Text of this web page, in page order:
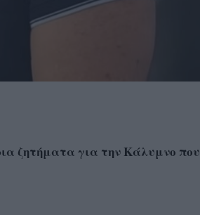
ζητήματα για την Κάλυμνο που